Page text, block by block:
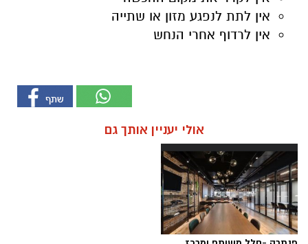
אין לתת לנפגע מזון או שתייה
אין לרדוף אחרי הנחש
אולי יעניין אותך גם